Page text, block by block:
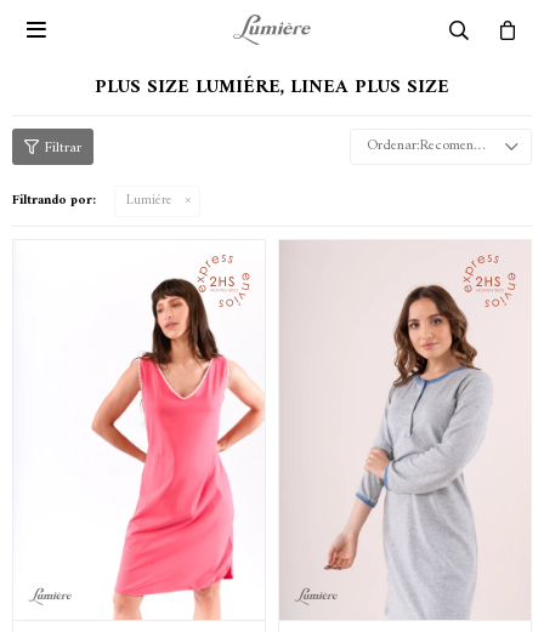

PLUS SIZE LUMIÉRE, LINEA PLUS SIZE
Recomendados
Filtrando por: Lumiére